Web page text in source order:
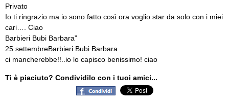
Privato
Io ti ringrazio ma io sono fatto così ora voglio star da solo con i miei
cari…. Ciao
Barbieri Bubi Barbara”
25 settembreBarbieri Bubi Barbara
ci mancherebbe!!..io lo capisco benissimo! ciao
Ti è piaciuto? Condividilo con i tuoi amici...